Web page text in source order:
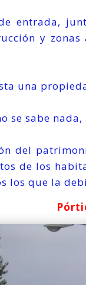
entrada,
y
una
se sabe
del
de los
los que la